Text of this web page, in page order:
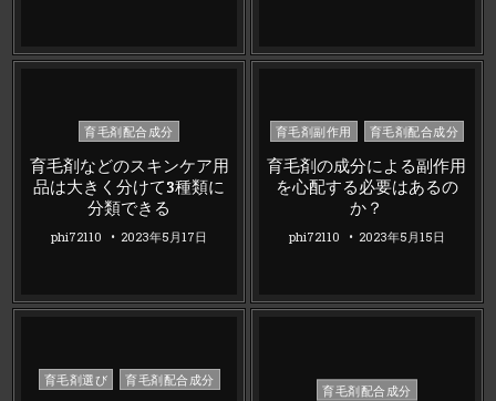
Posted
育毛剤配合成分
育毛剤などのスキンケア用
品は大きく分けて3種類に
分類できる
phi72110 2023年5月17日
Posted
育毛剤副作用 育毛剤配合成分
育毛剤の成分による副作用
を心配する必要はあるの
か？
phi72110 2023年5月15日
Posted
育毛剤選び 育毛剤配合成分
Posted
育毛剤配合成分